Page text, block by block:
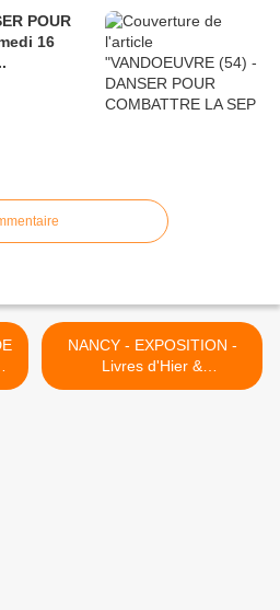
POUR
16
NANCY - EXPOSITION -
Livres d'Hier &
d'Aujourd'hui, Objets de